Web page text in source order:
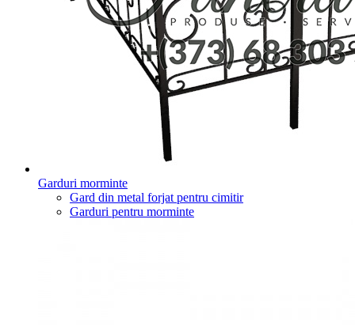
Garduri morminte
Gard din metal forjat pentru cimitir
Garduri pentru morminte